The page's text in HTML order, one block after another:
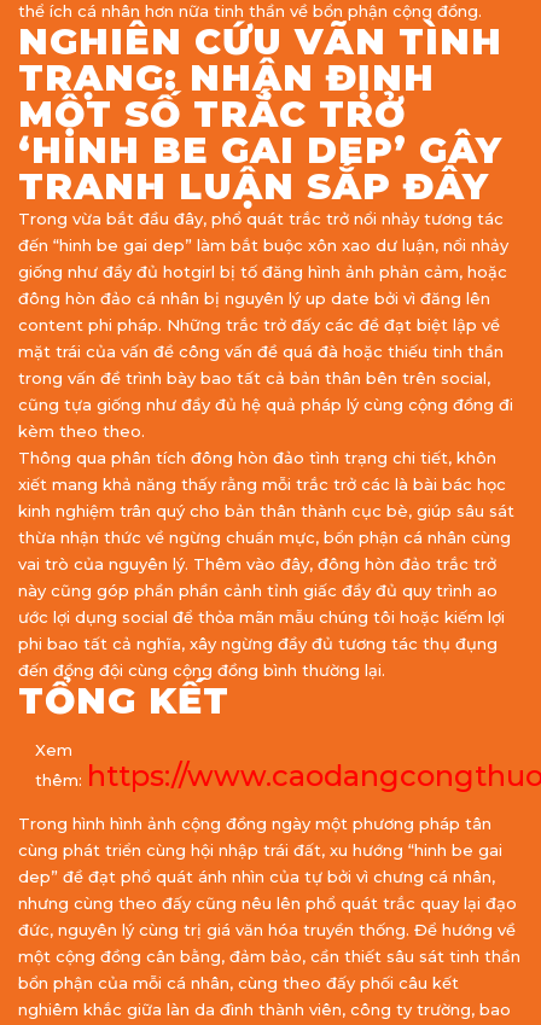
thể ích cá nhân hơn nữa tinh thần về bổn phận cộng đồng.
NGHIÊN CỨU VÃN TÌNH
TRẠNG: NHẬN ĐỊNH
MỘT SỐ TRẮC TRỞ
‘HINH BE GAI DEP’ GÂY
TRANH LUẬN SẮP ĐÂY
Trong vừa bắt đầu đây, phổ quát trắc trở nổi nhảy tương tác
đến “hinh be gai dep” làm bắt buộc xôn xao dư luận, nổi nhảy
giống như đầy đủ hotgirl bị tố đăng hình ảnh phản cảm, hoặc
đông hòn đảo cá nhân bị nguyên lý up date bởi vì đăng lên
content phi pháp. Những trắc trở đấy các đề đạt biệt lập về
mặt trái của vấn đề công vấn đề quá đà hoặc thiếu tinh thần
trong vấn đề trình bày bao tất cả bản thân bên trên social,
cũng tựa giống như đầy đủ hệ quả pháp lý cùng cộng đồng đi
kèm theo theo.
Thông qua phân tích đông hòn đảo tình trạng chi tiết, khôn
xiết mang khả năng thấy rằng mỗi trắc trở các là bài bác học
kinh nghiệm trân quý cho bản thân thành cục bè, giúp sâu sát
thừa nhận thức về ngừng chuẩn mực, bổn phận cá nhân cùng
vai trò của nguyên lý. Thêm vào đây, đông hòn đảo trắc trở
này cũng góp phần phần cảnh tỉnh giấc đầy đủ quy trình ao
ước lợi dụng social để thỏa mãn mẫu chúng tôi hoặc kiếm lợi
phi bao tất cả nghĩa, xây ngừng đầy đủ tương tác thụ đụng
đến đồng đội cùng cộng đồng bình thường lại.
TỔNG KẾT
Xem
thêm: https://
Trong hình hình ảnh cộng đồng ngày một phương pháp tân
cùng phát triển cùng hội nhập trái đất, xu hướng “hinh be gai
dep” đề đạt phổ quát ánh nhìn của tự bởi vì chưng cá nhân,
nhưng cùng theo đấy cũng nêu lên phổ quát trắc quay lại đạo
đức, nguyên lý cùng trị giá văn hóa truyền thống. Để hướng về
một cộng đồng cân bằng, đảm bảo, cần thiết sâu sát tinh thần
bổn phận của mỗi cá nhân, cùng theo đấy phối câu kết
nghiêm khắc giữa làn da đình thành viên, công ty trường, bao